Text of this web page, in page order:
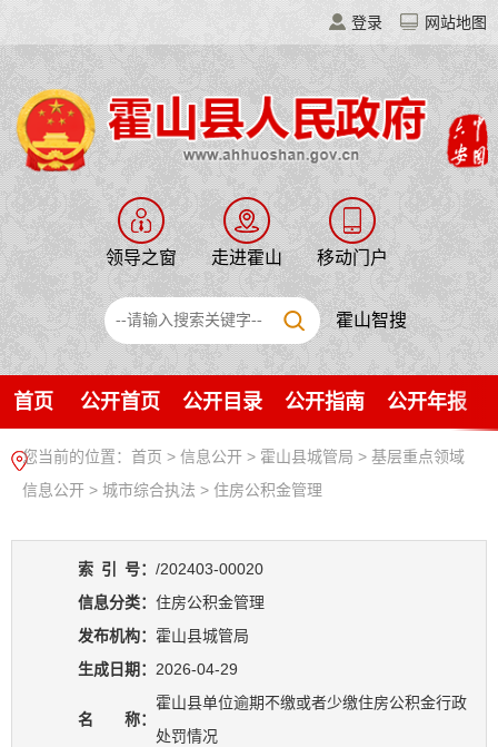
登录 网站地图
领导之窗 走进霍山 移动门户
霍山智搜
首页 公开首页 公开目录 公开指南 公开年报
您当前的位置： 首页 > 信息公开 > 霍山县城管局 > 基层重点领域
信息公开 > 城市综合执法 > 住房公积金管理
索 引 号： /202403-00020
信息分类： 住房公积金管理
发布机构： 霍山县城管局
生成日期： 2026-04-29
名 称：
霍山县单位逾期不缴或者少缴住房公积金行政
处罚情况